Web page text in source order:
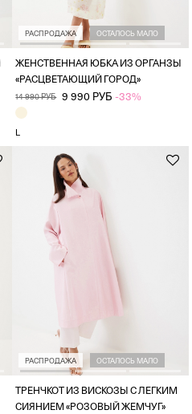
РАСПРОДАЖА ОСТАЛОСЬ МАЛО
ЖЕНСТВЕННАЯ ЮБКА ИЗ ОРГАНЗЫ
«РАСЦВЕТАЮЩИЙ ГОРОД»
14 990 РУБ 9 990 РУБ -33%
L
РАСПРОДАЖА ОСТАЛОСЬ МАЛО
ТРЕНЧКОТ ИЗ ВИСКОЗЫ С ЛЕГКИМ
СИЯНИЕМ «РОЗОВЫЙ ЖЕМЧУГ»